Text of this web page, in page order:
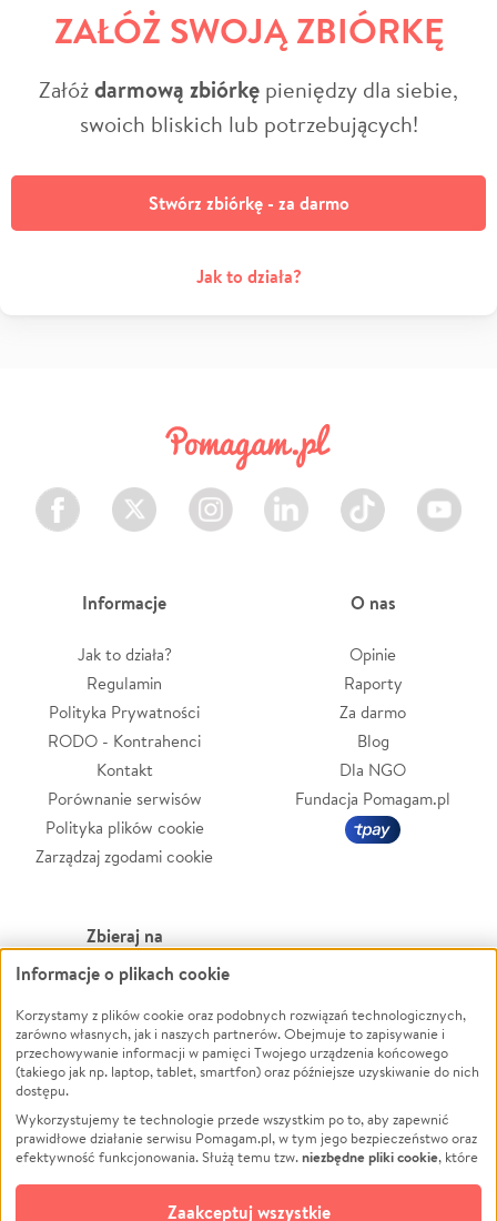
ZAŁÓŻ SWOJĄ ZBIÓRKĘ
Załóżdarmową zbiórkę pieniędzy dla siebie,
swoich bliskich lub potrzebujących!
Stwórz zbiórkę - za darmo
Jak to działa?
Facebook Twitter Instagram LinkedIn TikTok Youtube
Informacje
Jak to działa?
Regulamin
Polityka Prywatności
RODO - Kontrahenci
Kontakt
Porównanie serwisów
Polityka plików cookie
Zarządzaj zgodami cookie
O nas
Opinie
Raporty
Za darmo
Blog
Dla NGO
Fundacja Pomagam.pl
Zbieraj na
Leczenie
Zwierzęta
Pożar
Ukraina
Pomoc Finansowa
Projekty
Pogrzeb
Powódź
Wichura
NGO
Edukacja
Podróż
Impreza
Informacje o plikach cookie
Korzystamy z plików cookie oraz podobnych rozwiązań technologicznych,
zarówno własnych, jak i naszych partnerów. Obejmuje to zapisywanie i
przechowywanie informacji w pamięci Twojego urządzenia końcowego
(takiego jak np. laptop, tablet, smartfon) oraz późniejsze uzyskiwanie do nich
dostępu.
Wykorzystujemy te technologie przede wszystkim po to, aby zapewnić
prawidłowe działanie serwisu Pomagam.pl, w tym jego bezpieczeństwo oraz
efektywność funkcjonowania. Służą temu tzw.niezbędne pliki cookie, które
opcjonalnych plików cookie
Zaakceptuj wszystkie